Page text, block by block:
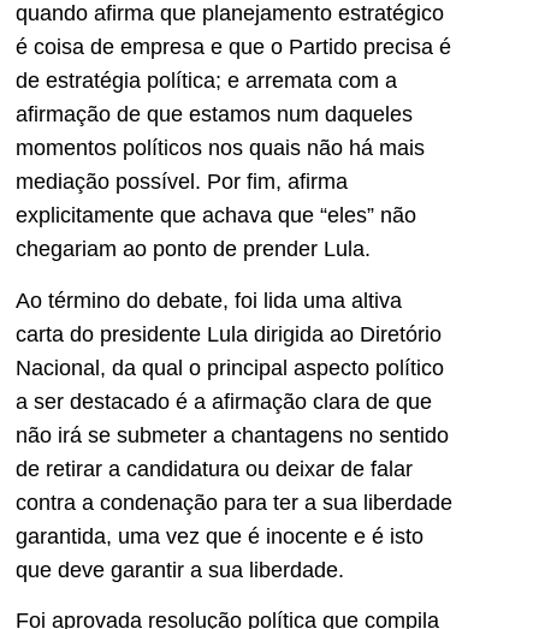
quando afirma que planejamento estratégico
é coisa de empresa e que o Partido precisa é
de estratégia política; e arremata com a
afirmação de que estamos num daqueles
momentos políticos nos quais não há mais
mediação possível. Por fim, afirma
explicitamente que achava que “eles” não
chegariam ao ponto de prender Lula.
Ao término do debate, foi lida uma altiva
carta do presidente Lula dirigida ao Diretório
Nacional, da qual o principal aspecto político
a ser destacado é a afirmação clara de que
não irá se submeter a chantagens no sentido
de retirar a candidatura ou deixar de falar
contra a condenação para ter a sua liberdade
garantida, uma vez que é inocente e é isto
que deve garantir a sua liberdade.
Foi aprovada resolução política que compila